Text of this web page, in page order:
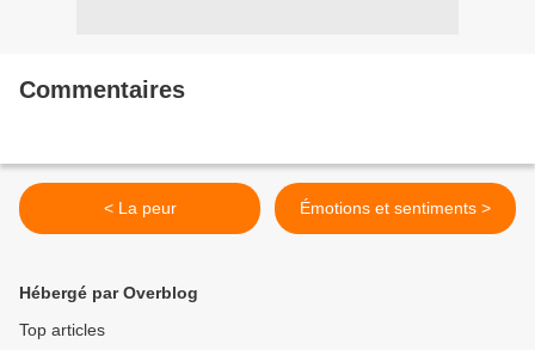
Commentaires
< La peur Émotions et sentiments >
Hébergé par Overblog
Top articles